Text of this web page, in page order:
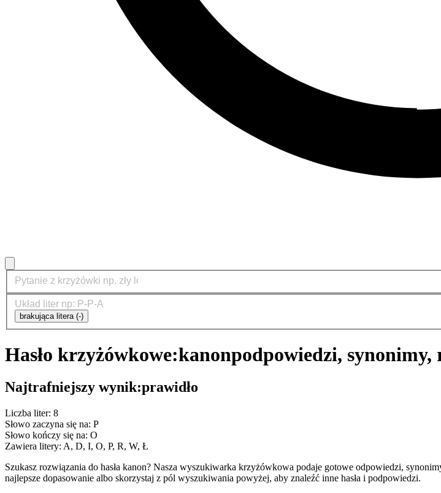
brakująca litera (-)
Hasło krzyżówkowe:kanonpodpowiedzi, synonimy,
Najtrafniejszy wynik:prawidło
Liczba liter: 8
Słowo zaczyna się na: P
Słowo kończy się na: O
Zawiera litery: A, D, I, O, P, R, W, Ł
Szukasz rozwiązania do hasła kanon? Nasza wyszukiwarka krzyżówkowa podaje gotowe odpowiedzi,
najlepsze dopasowanie albo skorzystaj z pól wyszukiwania powyżej, aby znaleźć inne hasła i podpowiedzi.